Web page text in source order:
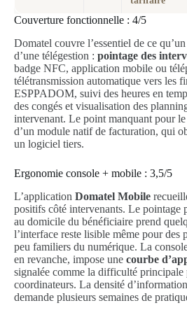
Couverture fonctionnelle : 4/5
Domatel couvre l’essentiel de ce
d’une télégestion : pointage des
badge NFC, application mobile ou
télétransmission automatique vers les
ESPPADOM, suivi des heures en
des congés et visualisation des
intervenant. Le point manquant pour le
d’un module natif de facturation, qui
un logiciel tiers.
Ergonomie console + mobile : 3,5/5
L’application Domatel Mobile
positifs côté intervenants. Le pointage
au domicile du bénéficiaire prend
l’interface reste lisible même pour des
peu familiers du numérique. La
en revanche, impose une courbe
signalée comme la difficulté principale
coordinateurs. La densité
demande plusieurs semaines de